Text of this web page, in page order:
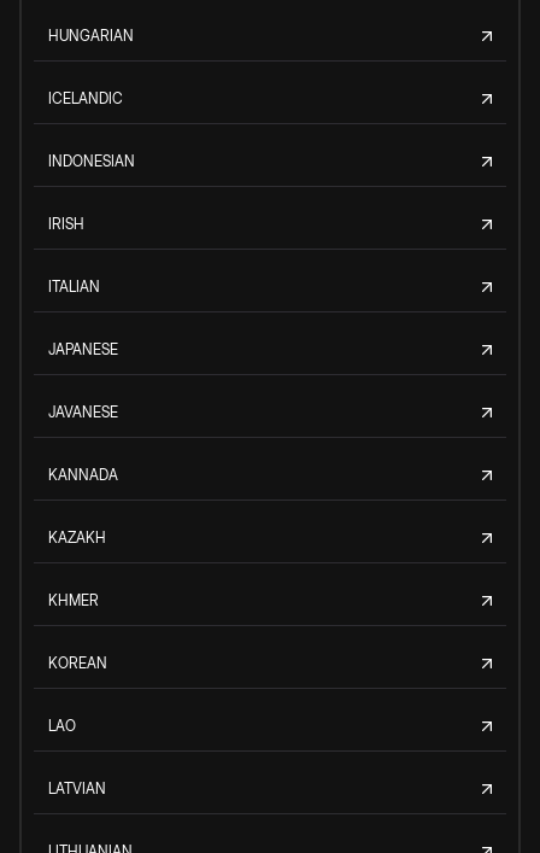
HUNGARIAN
ICELANDIC
INDONESIAN
IRISH
ITALIAN
JAPANESE
JAVANESE
KANNADA
KAZAKH
KHMER
KOREAN
LAO
LATVIAN